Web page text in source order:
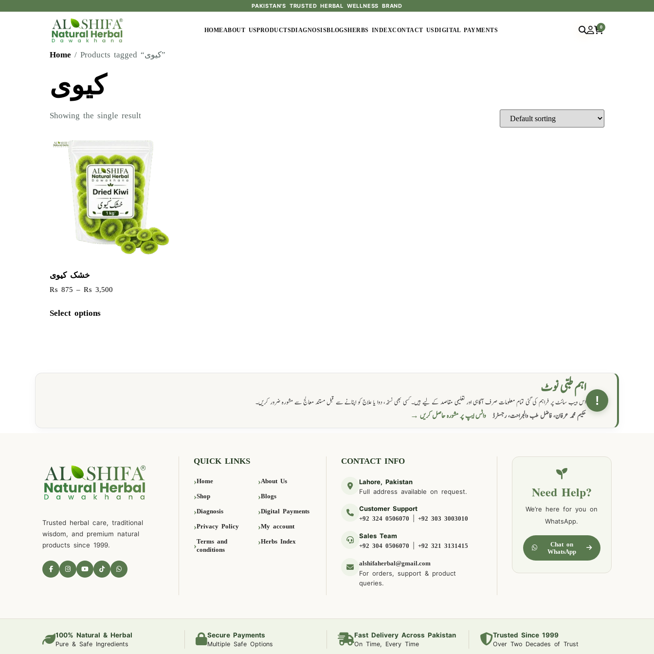
PAKISTAN'S TRUSTED HERBAL WELLNESS BRAND
HOMEABOUT USPRODUCTSDIAGNOSISBLOGSHERBS INDEXCONTACT USDIGITAL PAYMENTS
0
Home / Products tagged “کیوی”
کیوی
Showing the single result
خشک کیوی
₨ 875 – ₨ 3,500
Select options
!
اہم طبی نوٹ
اس ویب سائٹ پر فراہم کی گئی تمام معلومات صرف آگاہی اور تعلیمی مقاصد کے لیے ہیں۔ کسی بھی نسخہ، دوا یا علاج کو اپنانے سے قبل مستند معالج سے مشورہ ضرور کریں۔
حکیم محمد عرفان، فاضل طب والجراحت، رجسٹرڈ واٹس ایپ پر مشورہ حاصل کریں →
Trusted herbal care, traditional
wisdom, and premium natural
products since 1999.
QUICK LINKS
Home About Us
Shop Blogs
Diagnosis Digital Payments
Privacy Policy My account
Terms and
conditions
Herbs Index
CONTACT INFO
Lahore, Pakistan
Full address available on request.
Customer Support
+92 324 0506070 |+92 303 3003010
Sales Team
+92 304 0506070 |+92 321 3131415
alshifaherbal@gmail.com
For orders, support & product
queries.
Need Help?
We’re here for you on
WhatsApp.
Chat on
WhatsApp
100% Natural & Herbal
Pure & Safe Ingredients
Secure Payments
Multiple Safe Options
Fast Delivery Across Pakistan
On Time, Every Time
Trusted Since 1999
Over Two Decades of Trust